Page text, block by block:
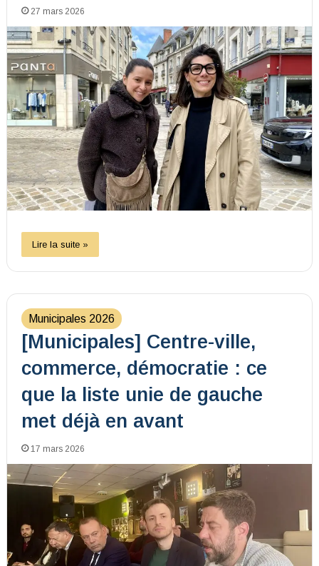
27 mars 2026
Lire la suite »
Municipales 2026
[Municipales] Centre-ville,
commerce, démocratie : ce
que la liste unie de gauche
met déjà en avant
17 mars 2026